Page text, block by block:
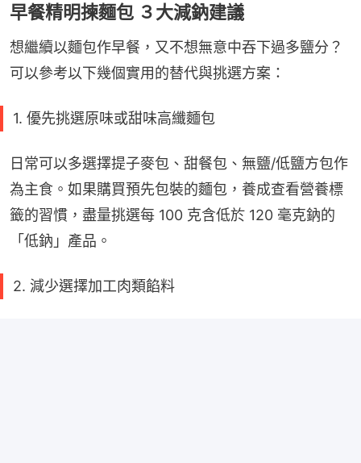
早餐精明揀麵包 ３大減鈉建議
想繼續以麵包作早餐，又不想無意中吞下過多鹽分？
可以參考以下幾個實用的替代與挑選方案：
1. 優先挑選原味或甜味高纖麵包
日常可以多選擇提子麥包、甜餐包、無鹽/低鹽方包作
為主食。如果購買預先包裝的麵包，養成查看營養標
籤的習慣，盡量挑選每 100 克含低於 120 毫克鈉的
「低鈉」產品。
2. 減少選擇加工肉類餡料